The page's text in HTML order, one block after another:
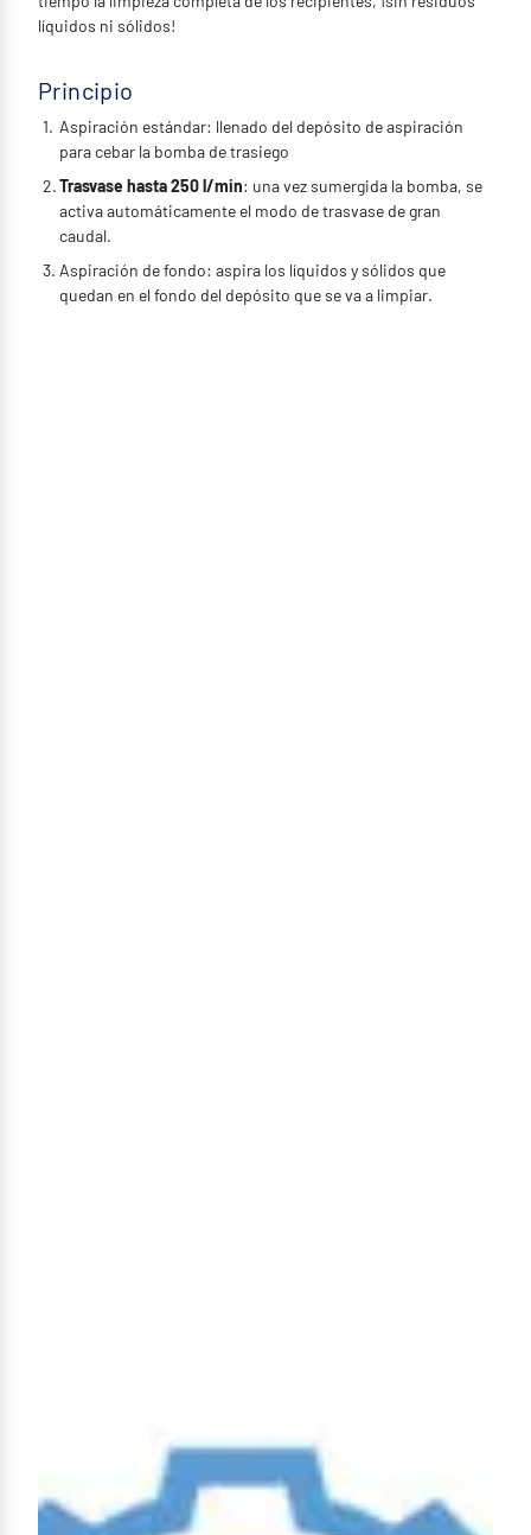
líquidos ni sólidos!
Principio
Aspiración estándar: llenado del depósito de aspiración
para cebar la bomba de trasiego
Trasvase hasta 250 l/min: una vez sumergida la bomba, se
activa automáticamente el modo de trasvase de gran
caudal.
Aspiración de fondo: aspira los líquidos y sólidos que
quedan en el fondo del depósito que se va a limpiar.